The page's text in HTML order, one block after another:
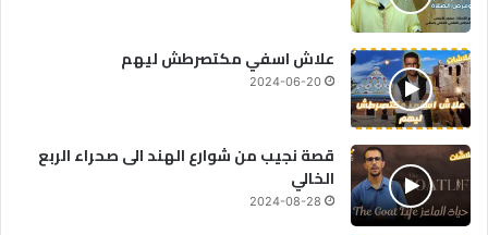
علاش اسفي مكتصرطش ليهم
2024-06-20
قصة نجيب من شوارع الهند الى صحراء الربع
الخالي
2024-08-28